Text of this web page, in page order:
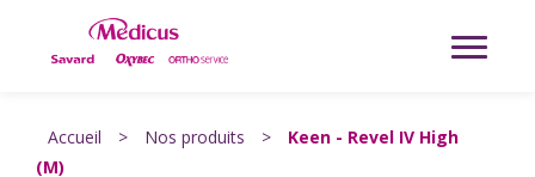
Accueil > Nos produits >
Keen - Revel IV High
(M)